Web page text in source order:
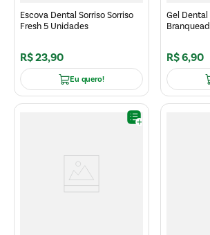
Escova Dental Sorriso Sorriso
Fresh 5 Unidades
R$23,90
Eu quero!
Gel Dental
R$6,90